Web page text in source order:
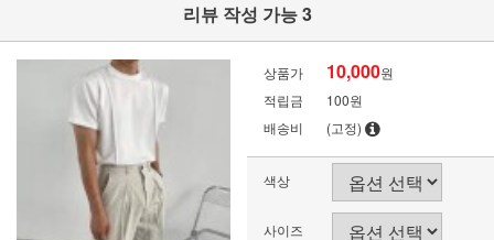
리뷰 작성 가능 3
상품가 10,000원
적립금
100원
배송비
(고정)
색상
사이즈